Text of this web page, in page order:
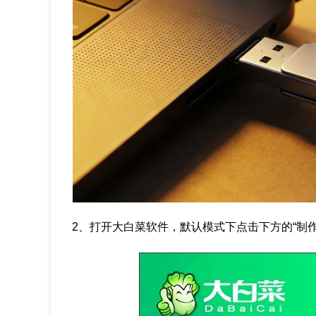
2、打开大白菜软件，默认模式下点击下方的“制